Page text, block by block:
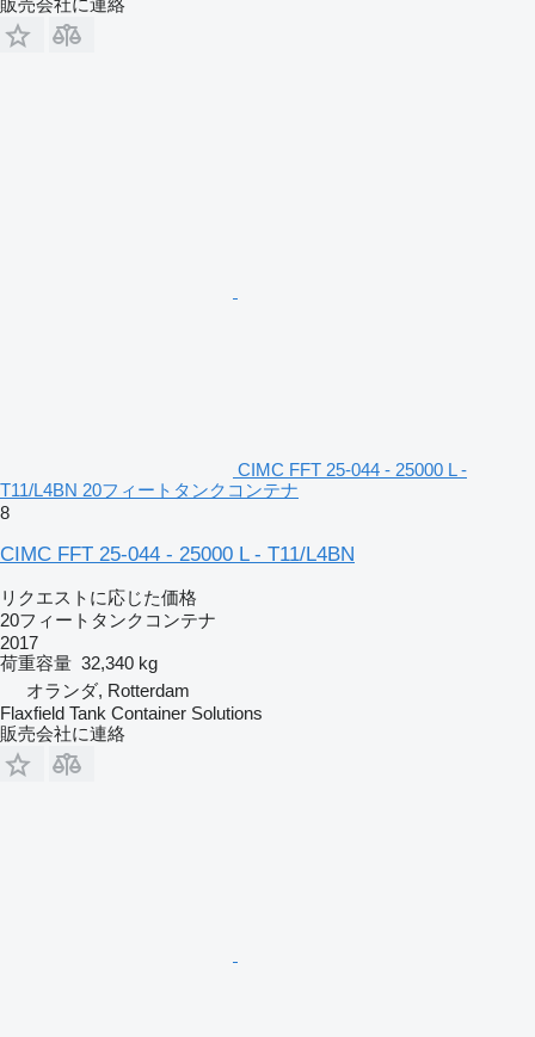
CIMC FFT 25-044 - 25000 L -
T11/L4BN 20フィートタンクコンテナ
8
CIMC FFT 25-044 - 25000 L - T11/L4BN
リクエストに応じた価格
20フィートタンクコンテナ
2017
荷重容量 32,340 kg
オランダ, Rotterdam
Flaxfield Tank Container Solutions
販売会社に連絡